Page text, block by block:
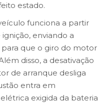
estado.
funciona a partir
enviando a
que o giro do motor
disso, a desativação
de arranque desliga
entra em
exigida da bateria